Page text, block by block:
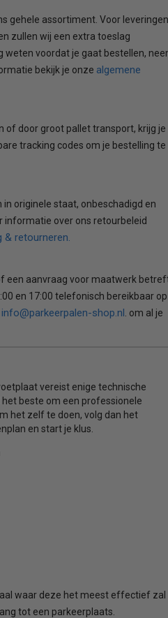
gehele assortiment. Voor leveringen
zullen wij een extra toeslag
weten voordat je gaat bestellen,
bekijk je onze algemene
of door groot pallet transport, krijg je
tracking codes om je bestelling te
originele staat, onbeschadigd en
informatie over ons retourbeleid
& retourneren.
een aanvraag voor maatwerk
en 17:00 telefonisch bereikbaar op
info@parkeerpalen-shop.nl . om al je
vereist enige technische
beste om een professionele
het zelf te doen, volg dan het
en start je klus.
waar deze het meest effectief zal
tot een parkeerplaats.